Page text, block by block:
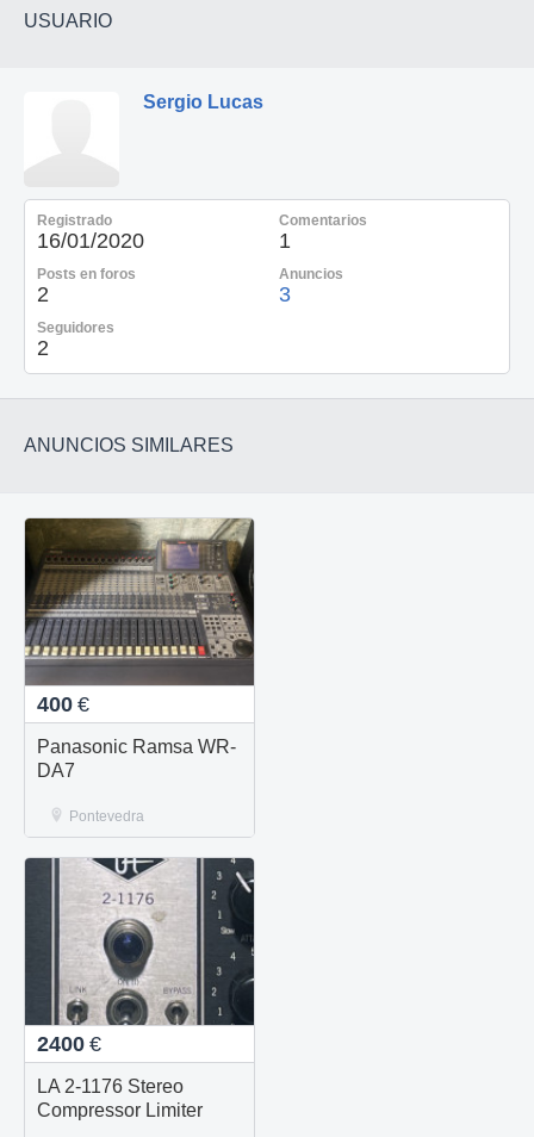
USUARIO
Sergio Lucas
Registrado
16/01/2020
Comentarios
1
Posts en foros
2
Anuncios
3
Seguidores
2
ANUNCIOS SIMILARES
400 €
Panasonic Ramsa WR-
DA7
Pontevedra
2400 €
LA 2-1176 Stereo
Compressor Limiter